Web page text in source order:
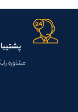
مشاوره